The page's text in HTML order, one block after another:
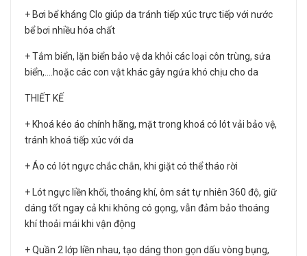
+ Bơi bể kháng Clo giúp da tránh tiếp xúc trực tiếp với nước
bể bơi nhiều hóa chất
+ Tắm biển, lặn biển bảo vệ da khỏi các loại côn trùng, sứa
biển,....hoặc các con vật khác gây ngứa khó chịu cho da
THIẾT KẾ
+ Khoá kéo áo chính hãng, mặt trong khoá có lót vải bảo vệ,
tránh khoá tiếp xúc với da
+ Áo có lót ngực chắc chắn, khi giặt có thể tháo rời
+ Lót ngực liền khối, thoáng khí, ôm sát tự nhiên 360 độ, giữ
dáng tốt ngay cả khi không có gọng, vẫn đảm bảo thoáng
khí thoải mái khi vận động
+ Quần 2 lớp liền nhau, tạo dáng thon gọn dấu vòng bụng,